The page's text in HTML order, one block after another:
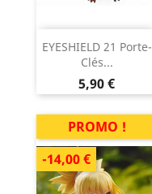
EYESHIELD 21 Porte-
Clés...
Prix
5,90 €
PROMO !
-14,00 €